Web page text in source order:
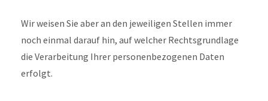
Wir weisen Sie aber an den jeweiligen Stellen immer
noch einmal darauf hin, auf welcher Rechtsgrundlage
die Verarbeitung Ihrer personenbezogenen Daten
erfolgt.